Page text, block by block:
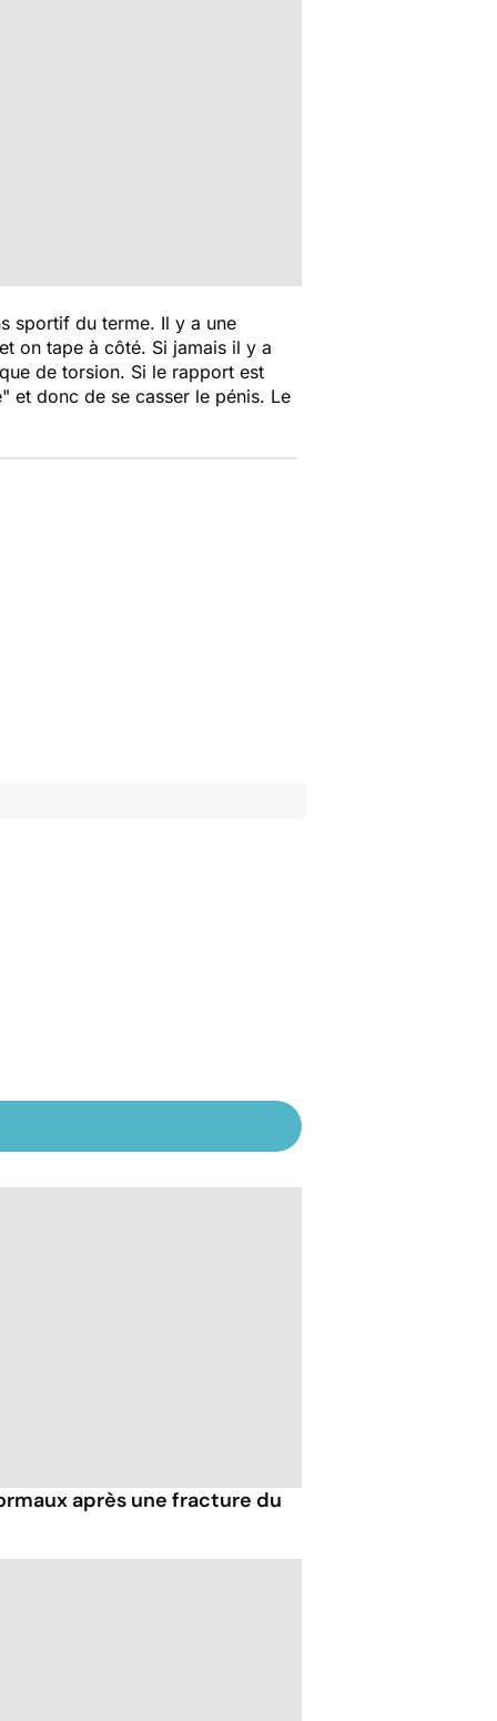
sportif du terme. Il y a une
on tape à côté. Si jamais il y a
de torsion. Si le rapport est
et donc de se casser le pénis. Le
après une fracture du